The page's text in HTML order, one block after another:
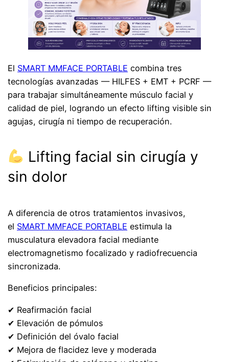
El SMART MMFACE PORTABLE combina tres
tecnologías avanzadas — HILFES + EMT + PCRF —
para trabajar simultáneamente músculo facial y
calidad de piel, logrando un efecto lifting visible sin
agujas, cirugía ni tiempo de recuperación.
Lifting facial sin cirugía y
sin dolor
A diferencia de otros tratamientos invasivos,
el SMART MMFACE PORTABLE estimula la
musculatura elevadora facial mediante
electromagnetismo focalizado y radiofrecuencia
sincronizada.
Beneficios principales:
✔ Reafirmación facial
✔ Elevación de pómulos
✔ Definición del óvalo facial
✔ Mejora de flacidez leve y moderada